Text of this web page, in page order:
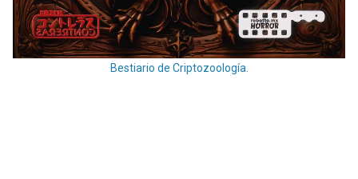
Bestiario de Criptozoología.